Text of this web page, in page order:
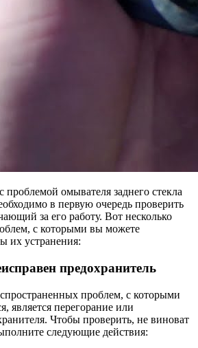
проблемой омывателя заднего стекла
в первую очередь проверить
за его работу. Вот несколько
с которыми вы можете
их устранения:
предохранитель
проблем, с которыми
является перегорание или
Чтобы проверить, не виноват
следующие действия: